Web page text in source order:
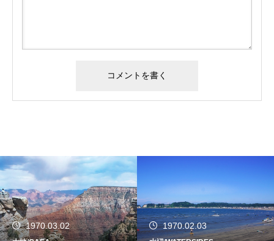
1970.03.02 1970.02.03